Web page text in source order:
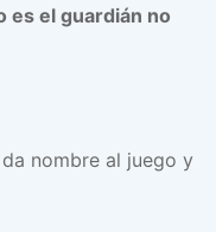
es el guardián no
nombre al juego y